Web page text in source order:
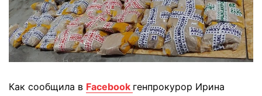
Как сообщила в Facebook генпрокурор Ирина